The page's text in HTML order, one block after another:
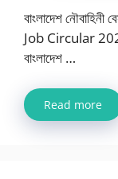
বাংলাদেশ নৌবাহিনী
Job Circular
বাংলাদেশ …
Read more